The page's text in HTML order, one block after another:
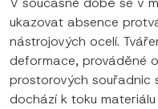
ukazovat absence
nástrojových ocelí.
deformace, prováděné
prostorových souřadnic
dochází k toku